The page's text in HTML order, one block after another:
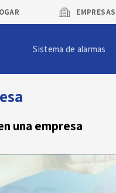
EMPRESAS
Sistema de alarmas
una empresa